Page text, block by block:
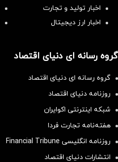
اخبار تولید و تجارت
اخبار ارز دیجیتال
گروه رسانه ای دنیای اقتصاد
گروه رسانه ای دنیای اقتصاد
روزنامه دنیای اقتصاد
شبکه اینترنتی اکوایران
هفته‌نامه تجارت فردا
روزنامه انگلیسی Financial Tribune
انتشارات دنیای اقتصاد